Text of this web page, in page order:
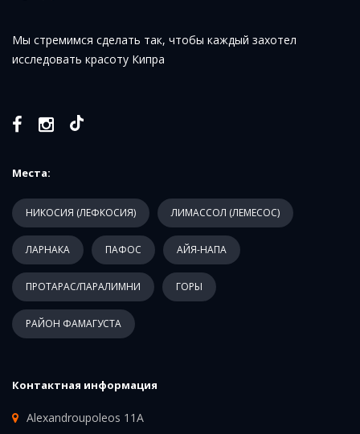
Мы стремимся сделать так, чтобы каждый захотел
исследовать красоту Кипра
Места:
НИКОСИЯ (ЛЕФКОСИЯ) ЛИМАССОЛ (ЛЕМЕСОС)
ЛАРНАКА ПАФОС АЙЯ-НАПА
ПРОТАРАС/ПАРАЛИМНИ ГОРЫ
РАЙОН ФАМАГУСТА
Контактная информация
Alexandroupoleos 11A